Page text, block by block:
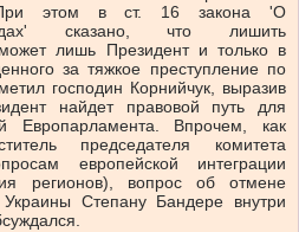
При этом в ст. 16 закона 'О
сказано, что лишить
лишь Президент и только в
за тяжкое преступление по
господин Корнийчук, выразив
найдет правовой путь для
Европарламента. Впрочем, как
председателя комитета
европейской интеграции
регионов), вопрос об отмене
Степану Бандере внутри